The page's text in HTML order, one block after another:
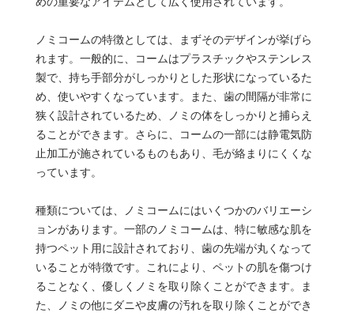
ノミコームの特徴としては、まずそのデザインが挙げら
れます。一般的に、コームはプラスチックやステンレス
製で、持ち手部分がしっかりとした形状になっているた
め、使いやすくなっています。また、歯の間隔が非常に
狭く設計されているため、ノミの体をしっかりと捕らえ
ることができます。さらに、コームの一部には静電気防
止加工が施されているものもあり、毛が絡まりにくくな
っています。
種類については、ノミコームにはいくつかのバリエーシ
ョンがあります。一部のノミコームは、特に敏感な肌を
持つペット用に設計されており、歯の先端が丸くなって
いることが特徴です。これにより、ペットの肌を傷つけ
ることなく、優しくノミを取り除くことができます。ま
た、ノミの他にダニや皮膚の汚れを取り除くことができ